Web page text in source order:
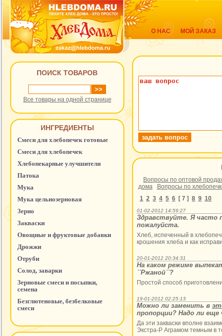
О НАС МОЙ ЗАКАЗ
ПОИСК ТОВАРОВ
Все товары на одной странице
ИНГРЕДИЕНТЫ
Смеси для хлебопечек готовые
Смеси для хлебопечек
Хлебопекарные улучшители
Патока
Мука
Мука цельнозерновая
Зерно
Закваски
Овощные и фруктовые добавки
Дрожжи
Отруби
Солод, заварки
Зерновые смеси и посыпки,
семена
Безглютеновые, безбелковые
смеси
Вопросы по оптовой
дома
Вопросы по
1 2 3 4 5 6 [ 7 ] 8 9 10
01-02-2012 14:59:27
Здравствуйте. Я часто
пожалуйста.
Хлеб, испеченный в
крошения хлеба и как
20-01-2012 20:34:31
На каком режиме
``Ржаной``?
Простой способ
19-01-2012 02:25:13
Можно ли заменить в
пропорции? Надо ли
Да эти закваски вполне
Экстра-Р Аграмом темным в